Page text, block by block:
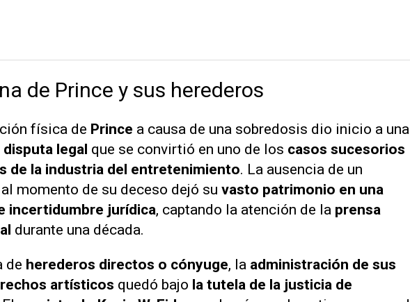
de Prince y sus herederos
física de Prince a causa de una sobredosis dio inicio a una
legal que se convirtió en uno de los casos sucesorios
de la industria del entretenimiento. La ausencia de un
momento de su deceso dejó su vasto patrimonio en una
incertidumbre jurídica, captando la atención de la prensa
durante una década.
de herederos directos o cónyuge, la administración de sus
artísticos quedó bajo la tutela de la justicia de